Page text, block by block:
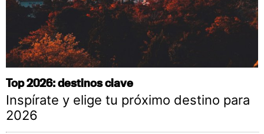
Top 2026: destinos clave
Inspírate y elige tu próximo destino para
2026